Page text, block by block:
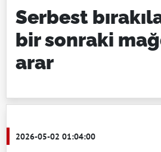
Serbest
bir sonraki
arar
2026-05-02 01:04:00